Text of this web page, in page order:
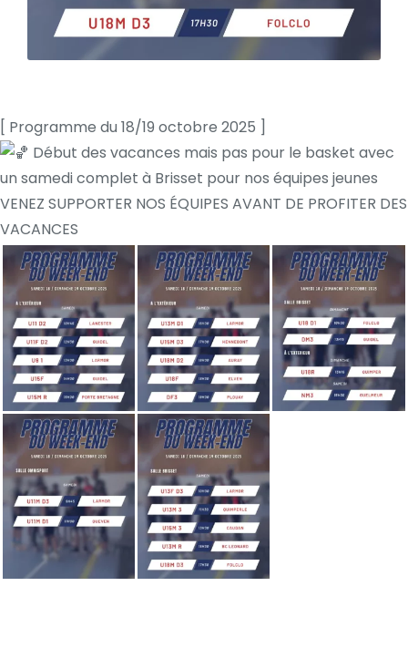
[ Programme du 18/19 octobre 2025 ]
Début des vacances mais pas pour le basket avec
un samedi complet à Brisset pour nos équipes jeunes
VENEZ SUPPORTER NOS ÉQUIPES AVANT DE PROFITER DES
VACANCES